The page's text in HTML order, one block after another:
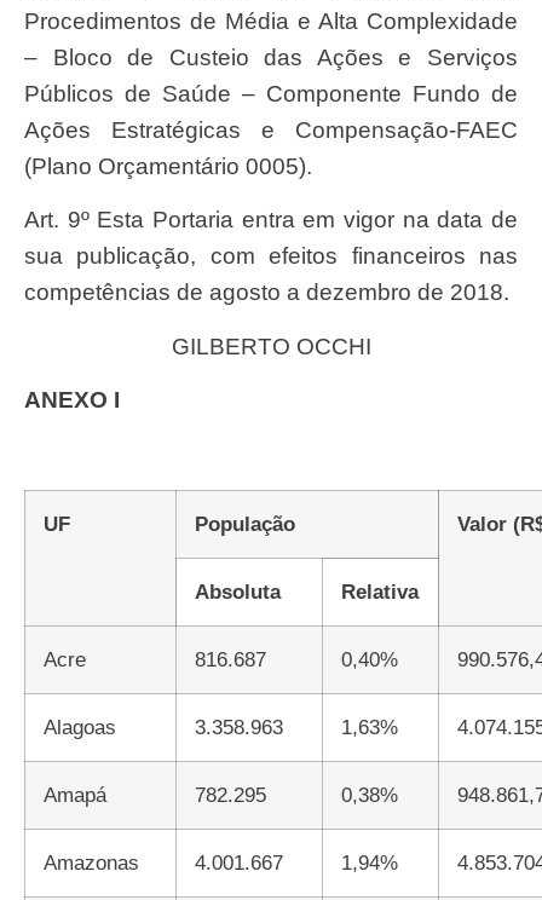
Procedimentos de Média e Alta Complexidade
– Bloco de Custeio das Ações e Serviços
Públicos de Saúde – Componente Fundo de
Ações Estratégicas e Compensação-FAEC
(Plano Orçamentário 0005).
Art. 9º Esta Portaria entra em vigor na data de
sua publicação, com efeitos financeiros nas
competências de agosto a dezembro de 2018.
GILBERTO OCCHI
ANEXO I
UF População Valor
Absoluta Relativa
Acre 816.687 0,40%
Alagoas 3.358.963 1,63%
Amapá 782.295 0,38%
Amazonas 4.001.667 1,94%